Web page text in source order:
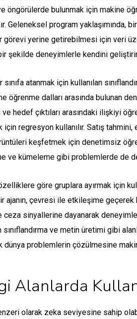
öngörülerde bulunmak için makine
Geleneksel program
görevi yerine getirebilmesi için veri
şekilde deneyimlerle kendini
atanmak için kullanılan
öğrenme dalları arasında
hedef çıktıları arasındaki ilişkiyi
regresyon kullanılır. Satış
keşfetmek için denetimsiz
ve kümeleme gibi problemlerde de
göre gruplara ayırmak için
ajanın, çevresi ile etkileşime
ceza sinyallerine dayanarak
ve metin üretimi gibi
dünya problemlerin çözülmesine
Alanlarda
olarak zeka seviyesine sahip